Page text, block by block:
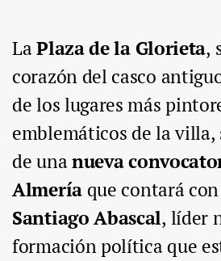
LaPlaza de la Glorieta,
corazón del casco
de los lugares más
emblemáticos de la villa,
de unanueva
Almeríaque contará
Santiago Abascal, líder
formación política que